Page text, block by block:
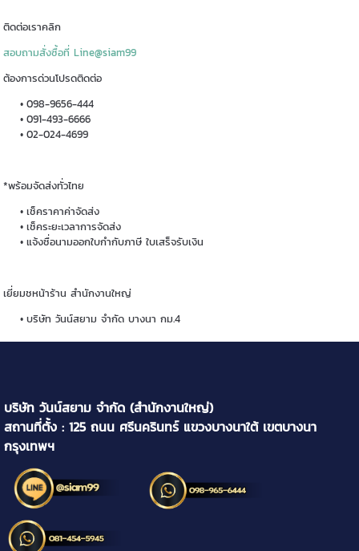
ติดต่อเราคลิก
สอบถามสั่งซื้อที่ Line@siam99
ต้องการด่วนโปรดติดต่อ
098-9656-444
091-493-6666
02-024-4699
*พร้อมจัดส่งทั่วไทย
เช็คราคาค่าจัดส่ง
เช็คระยะเวลาการจัดส่ง
แจ้งชื่อนามออกใบกำกับภาษี ใบเสร็จรับเงิน
เยี่ยมชหน้าร้าน สำนักงานใหญ่
บริษัท วันน์สยาม จำกัด บางนา กม.4
บริษัท วันน์สยาม จำกัด (สำนักงานใหญ่)
สถานที่ตั้ง : 125 ถนน ศรีนครินทร์ แขวงบางนาใต้ เขตบางนา
กรุงเทพฯ